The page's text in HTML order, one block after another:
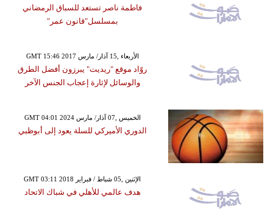
فاطمة ناصر تستعد للسباق الرمضاني
بمسلسل"قانون عمر"
GMT 15:46 2017 الأربعاء ,15 آذار/ مارس
روّاد موقع "ريديت" يبرزون أفضل الطرق
والوسائل لإثارة إعجاب الجنس الآخر
GMT 04:01 2024 الخميس ,07 آذار/ مارس
الدوري الأميركي للسلة يعود إلى أبوظبي
GMT 03:11 2018 الإثنين ,05 شباط / فبراير
هدف عالمي للأهلي في شباك الاتحاد